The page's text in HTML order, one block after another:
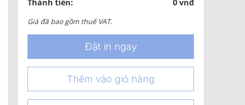
Thành tiền: 0 vnđ
Giá đã bao gồm thuế VAT.
Đặt in ngay
Thêm vào giỏ hàng